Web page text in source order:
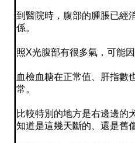
到醫院時，腹部的腫脹已經
係。
照X光腹部有很多氣，可能
血檢血糖在正常值、肝指數
常。
比較特別的地方是右邊邊的
知道是這幾天斷的、還是舊